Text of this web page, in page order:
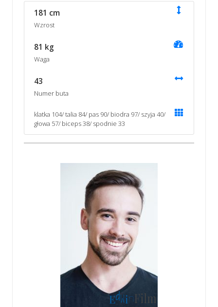
181 cm
Wzrost
81 kg
Waga
43
Numer buta
klatka 104/ talia 84/ pas 90/ biodra 97/ szyja 40/
głowa 57/ biceps 38/ spodnie 33